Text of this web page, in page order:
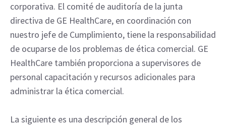
corporativa. El comité de auditoría de la junta
directiva de GE HealthCare, en coordinación con
nuestro jefe de Cumplimiento, tiene la responsabilidad
de ocuparse de los problemas de ética comercial. GE
HealthCare también proporciona a supervisores de
personal capacitación y recursos adicionales para
administrar la ética comercial.
La siguiente es una descripción general de los